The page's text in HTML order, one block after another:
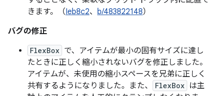
きます。（Ieb8c2、 b/483822148）
バグの修正
FlexBox で、アイテムが最小の固有サイズに達し
たときに正しく縮小されないバグを修正しました。
アイテムが、未使用の縮小スペースを兄弟に正しく
共有するようになりました。また、
FlexBox は主